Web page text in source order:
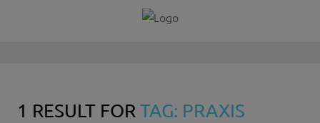
1 RESULT FORTAG: PRAXIS